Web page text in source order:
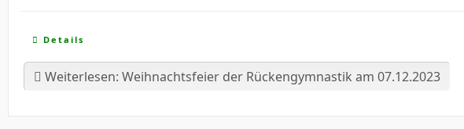
Details
Weiterlesen: Weihnachtsfeier der Rückengymnastik am 07.12.2023